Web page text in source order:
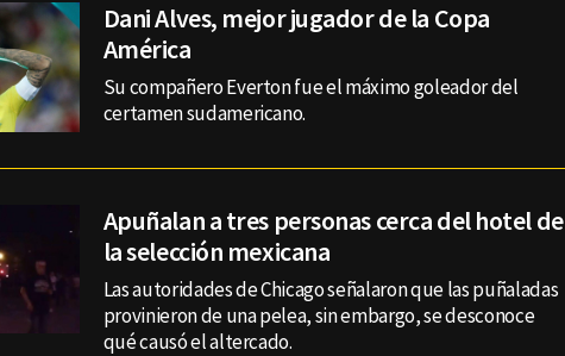
Dani Alves, mejor jugador de la Copa
América
Su compañero Everton fue el máximo goleador del
certamen sudamericano.
Apuñalan a tres personas cerca del hotel de
la selección mexicana
Las autoridades de Chicago señalaron que las puñaladas
provinieron de una pelea, sin embargo, se desconoce
qué causó el altercado.